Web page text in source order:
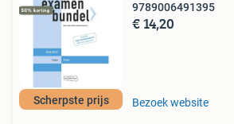
Scherpste prijs
9789006491395
€ 14,20
Bezoek website